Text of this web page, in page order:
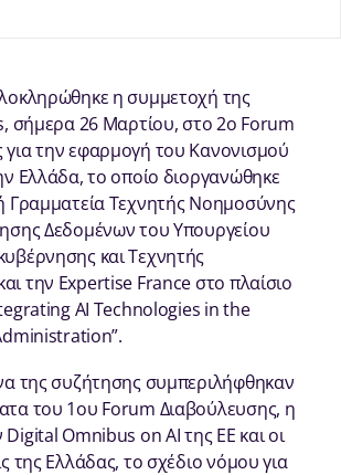
η συμμετοχή της
σήμερα 26 Μαρτίου, στο 2ο Forum
για την εφαρμογή του Κανονισμού
Ελλάδα, το οποίο διοργανώθηκε
Γραμματεία Τεχνητής Νοημοσύνης
Δεδομένων του Υπουργείου
και Τεχνητής
την Expertise France στο πλαίσιο
AI Technologies in the
της συζήτησης συμπεριλήφθηκαν
του 1ου Forum Διαβούλευσης, η
Omnibus on AI της ΕΕ και οι
της Ελλάδας, το σχέδιο νόμου για